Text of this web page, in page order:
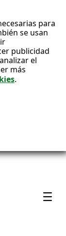
para
se usan
publicidad
el
más
.